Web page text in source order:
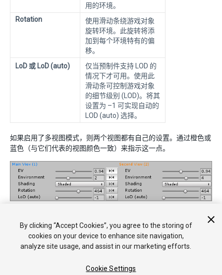
用的环境。
Rotation
使用滑动条绕游戏对象
旋转环境。此旋转将添
加到每个环境特有的偏
移。
LoD 或 LoD (auto)
仅当预制件支持 LOD 的
情况下才可用。使用此
滑动条可控制游戏对象
的细节级别 (LOD)。将其
设置为 –1 可实现自动的
LOD (auto) 选择。
如果启用了多视图模式，则两个视图都有自己的设置。通过橙色或
蓝色（与它们代表的视图颜色一致）来指示这一点。
By clicking “Accept Cookies”, you agree to the storing of
cookies on your device to enhance site navigation,
analyze site usage, and assist in our marketing efforts.
Cookie Settings